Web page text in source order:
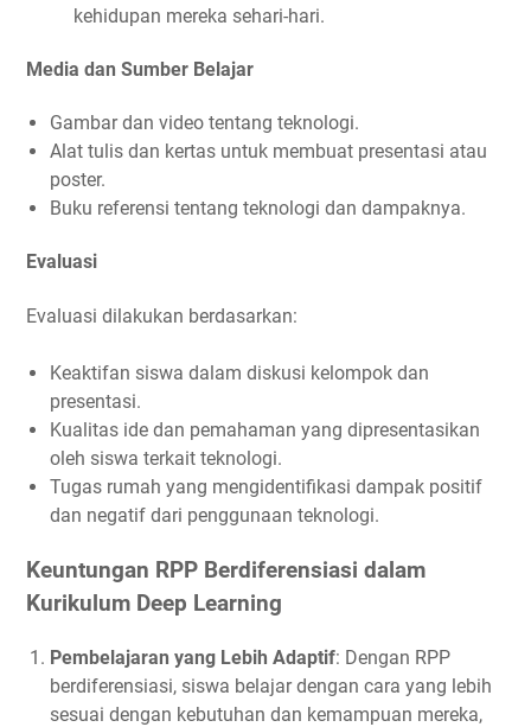
kehidupan mereka sehari-hari.
Media dan Sumber Belajar
Gambar dan video tentang teknologi.
Alat tulis dan kertas untuk membuat presentasi atau
poster.
Buku referensi tentang teknologi dan dampaknya.
Evaluasi
Evaluasi dilakukan berdasarkan:
Keaktifan siswa dalam diskusi kelompok dan
presentasi.
Kualitas ide dan pemahaman yang dipresentasikan
oleh siswa terkait teknologi.
Tugas rumah yang mengidentifikasi dampak positif
dan negatif dari penggunaan teknologi.
Keuntungan RPP Berdiferensiasi dalam
Kurikulum Deep Learning
Pembelajaran yang Lebih Adaptif: Dengan RPP
berdiferensiasi, siswa belajar dengan cara yang lebih
sesuai dengan kebutuhan dan kemampuan mereka,